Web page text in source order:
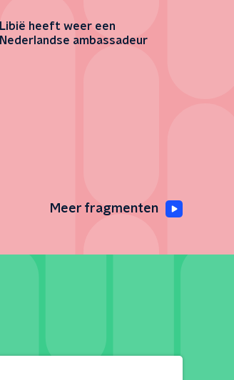
Libië heeft weer een
Nederlandse ambassadeur
Meer fragmenten